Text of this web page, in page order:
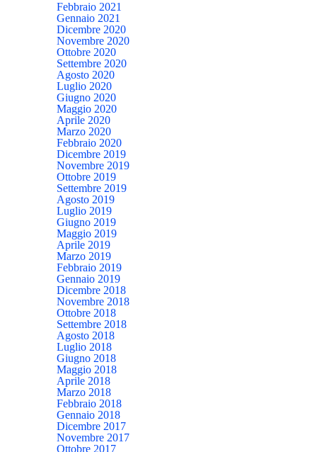
Febbraio 2021
Gennaio 2021
Dicembre 2020
Novembre 2020
Ottobre 2020
Settembre 2020
Agosto 2020
Luglio 2020
Giugno 2020
Maggio 2020
Aprile 2020
Marzo 2020
Febbraio 2020
Dicembre 2019
Novembre 2019
Ottobre 2019
Settembre 2019
Agosto 2019
Luglio 2019
Giugno 2019
Maggio 2019
Aprile 2019
Marzo 2019
Febbraio 2019
Gennaio 2019
Dicembre 2018
Novembre 2018
Ottobre 2018
Settembre 2018
Agosto 2018
Luglio 2018
Giugno 2018
Maggio 2018
Aprile 2018
Marzo 2018
Febbraio 2018
Gennaio 2018
Dicembre 2017
Novembre 2017
Ottobre 2017